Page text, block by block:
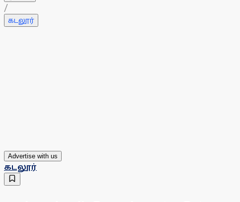
/
கடலூர்
Advertise with us
கடலூர்